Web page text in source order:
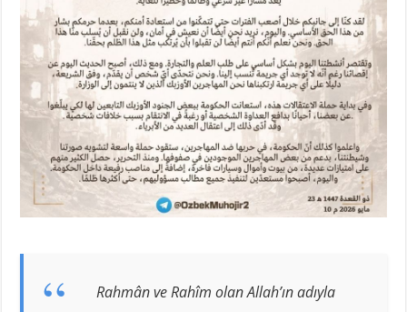
Rahmân ve Rahîm olan Allah’ın adıyla